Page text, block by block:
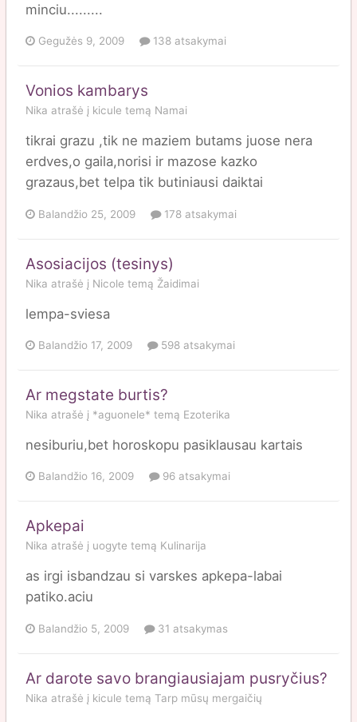
minciu.........
Gegužės 9, 2009 138 atsakymai
Vonios kambarys
Nika atrašė į kicule temą Namai
tikrai grazu ,tik ne maziem butams juose nera
erdves,o gaila,norisi ir mazose kazko
grazaus,bet telpa tik butiniausi daiktai
Balandžio 25, 2009 178 atsakymai
Asosiacijos (tesinys)
Nika atrašė į Nicole temą Žaidimai
lempa-sviesa
Balandžio 17, 2009 598 atsakymai
Ar megstate burtis?
Nika atrašė į *aguonele* temą Ezoterika
nesiburiu,bet horoskopu pasiklausau kartais
Balandžio 16, 2009 96 atsakymai
Apkepai
Nika atrašė į uogyte temą Kulinarija
as irgi isbandzau si varskes apkepa-labai
patiko.aciu
Balandžio 5, 2009 31 atsakymas
Ar darote savo brangiausiajam pusryčius?
Nika atrašė į kicule temą Tarp mūsų mergaičių